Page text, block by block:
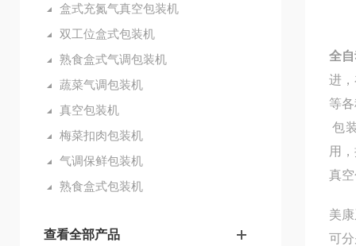
盒式充氮气真空包装机
双工位盒式包装机
熟食盒式气调包装机
蔬菜气调包装机
真空包装机
梅菜扣肉包装机
气调保鲜包装机
熟食盒式包装机
查看全部产品
全
进
等
包
用
真
美
可